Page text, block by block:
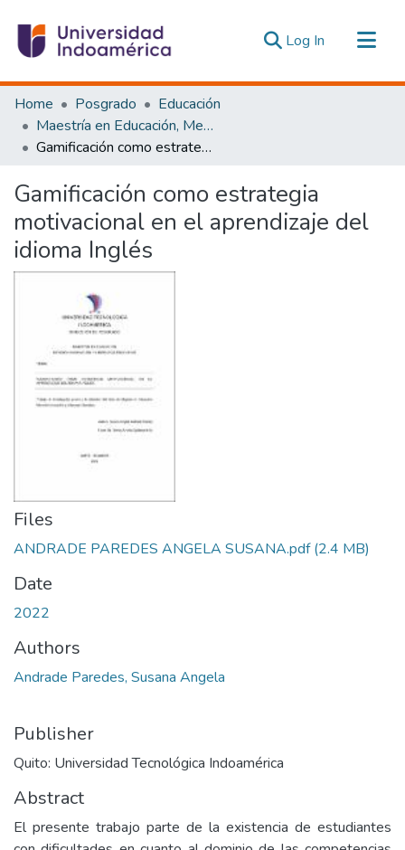
Log In (current)
Communities & Collections
All of DSpace
Statistics
Estadísticas Externas
Home Posgrado
Educación
Maestría en Educación, Mención Innovación y Liderazgo Educativo
Gamificación como estrategia motivacional en el aprendizaje del idioma Inglés
Gamificación como estrategia
motivacional en el aprendizaje del
idioma Inglés
Files
ANDRADE PAREDES ANGELA SUSANA.pdf(2.4 MB)
Date
2022
Authors
Andrade Paredes, Susana Angela
Publisher
Quito: Universidad Tecnológica Indoamérica
Abstract
El presente trabajo parte de la existencia de estudiantes